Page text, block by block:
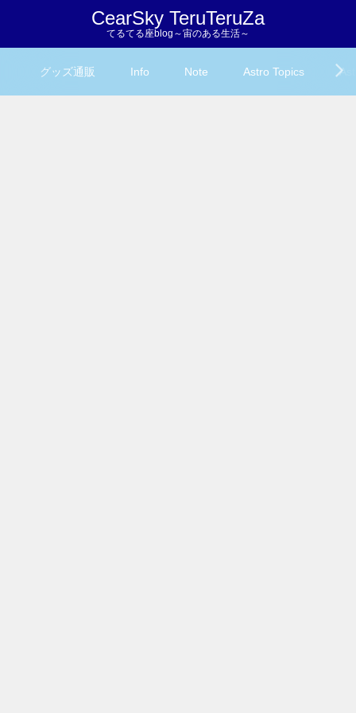
CearSky TeruTeruZa
てるてる座blog～宙のある生活～
グッズ通販 Info Note Astro Topics